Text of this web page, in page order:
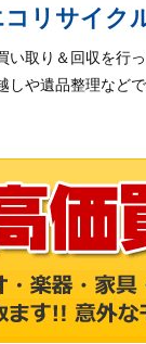
リサイク
い取り＆回収を行
や遺品整理など